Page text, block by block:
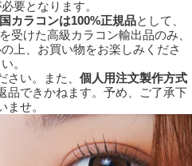
要となります。
カラコンは100%正規品として、
受けた高級カラコン輸出品のみ、
上、お買い物をお楽しみくださ
い。
い。また、 個人用注文製作方式
品できかねます。予め、ご了承下
ませ。